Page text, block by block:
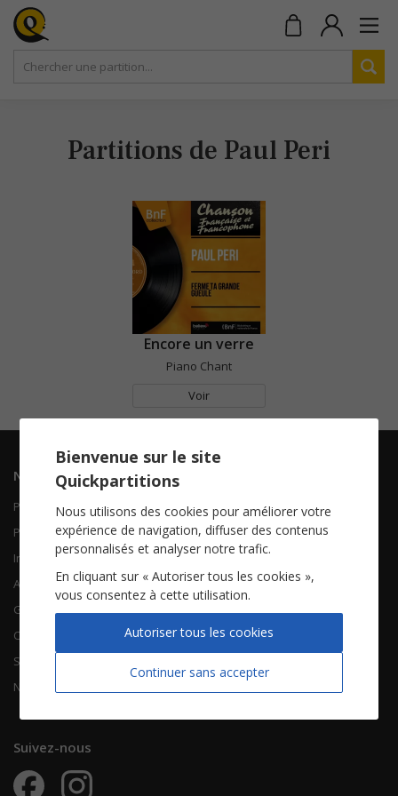
Partitions de Paul Peri
Encore un verre
Piano Chant
Voir
Navigation
Piano Chant
Piano Solo
Instruments solistes
Accordéon
Guitare
Chorales
Songbooks
Nouvelles partitions
Contactez-nous
Qui sommes-nous
FAQ
À propos
CGV
Mentions légales
Vie privée
Suivez-nous
Bienvenue sur le site
Quickpartitions
Nous utilisons des cookies pour améliorer votre
expérience de navigation, diffuser des contenus
personnalisés et analyser notre trafic.
En cliquant sur « Autoriser tous les cookies »,
vous consentez à cette utilisation.
Continuer sans accepter
Autoriser tous les cookies